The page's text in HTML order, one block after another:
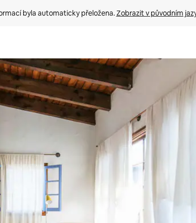
byla automaticky přeložena. Zobrazit v původním
šipek nahoru a dolů, dotykem nebo přejetím prstem.